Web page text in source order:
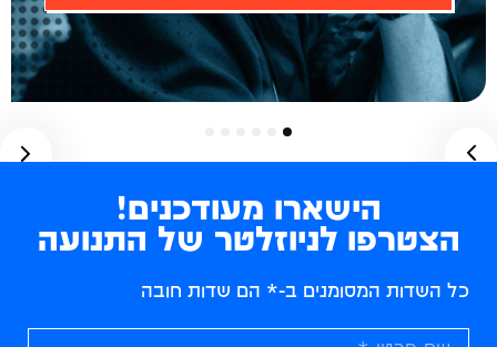
הישארו מעודכנים!
הצטרפו לניוזלטר של התנועה
כל השדות המסומנים ב-* הם שדות חובה